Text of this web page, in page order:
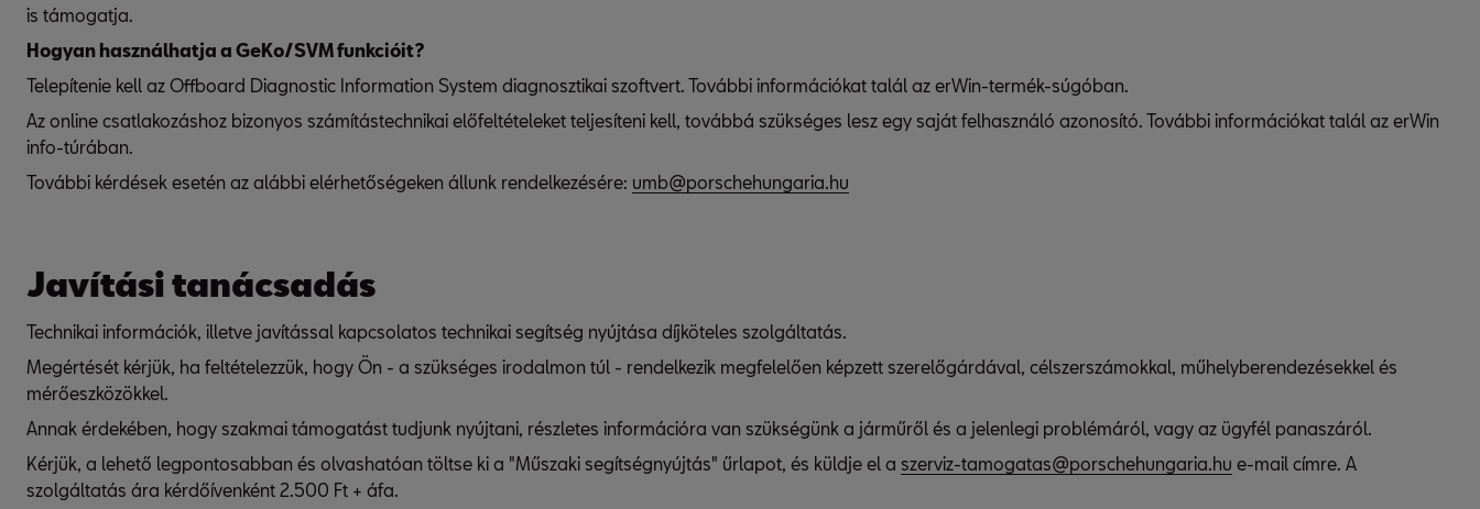
is támogatja.
Hogyan használhatja a GeKo/SVM funkcióit?
Telepítenie kell az Offboard Diagnostic Information System diagnosztikai szoftvert. További információkat talál az erWin-termék-súgóban.
Az online csatlakozáshoz bizonyos számítástechnikai előfeltételeket teljesíteni kell, továbbá szükséges lesz egy saját felhasználó azonosító. További információkat talál az erWin
info-túrában.
További kérdések esetén az alábbi elérhetőségeken állunk rendelkezésére: umb@porschehungaria.hu
Javítási tanácsadás
Technikai információk, illetve javítással kapcsolatos technikai segítség nyújtása díjköteles szolgáltatás.
Megértését kérjük, ha feltételezzük, hogy Ön - a szükséges irodalmon túl - rendelkezik megfelelően képzett szerelőgárdával, célszerszámokkal, műhelyberendezésekkel és
mérőeszközökkel.
Annak érdekében, hogy szakmai támogatást tudjunk nyújtani, részletes információra van szükségünk a járműről és a jelenlegi problémáról, vagy az ügyfél panaszáról.
Kérjük, a lehető legpontosabban és olvashatóan töltse ki a "Műszaki segítségnyújtás" űrlapot, és küldje el a szerviz-tamogatas@porschehungaria.hu e-mail címre. A
szolgáltatás ára kérdőívenként 2.500 Ft + áfa.